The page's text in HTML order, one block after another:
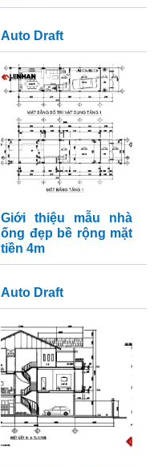
Auto Draft
Giới thiệu mẫu nhà
ống đẹp bề rộng mặt
tiền 4m
Auto Draft